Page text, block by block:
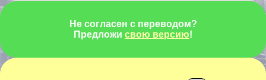
Не согласен с переводом?
Предложи свою версию!